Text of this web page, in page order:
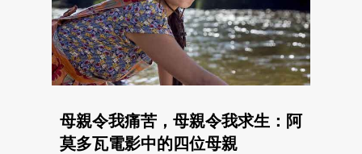
母親令我痛苦，母親令我求生：阿
莫多瓦電影中的四位母親